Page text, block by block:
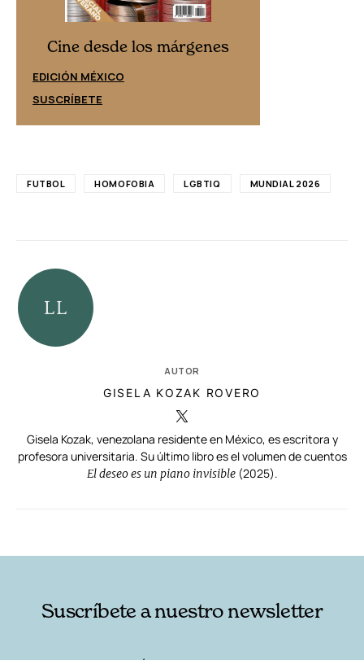
Cine desde los márgenes
EDICIÓN MÉXICO
SUSCRÍBETE
FUTBOL HOMOFOBIA LGBTIQ MUNDIAL 2026
AUTOR
GISELA KOZAK ROVERO
Gisela Kozak, venezolana residente en México, es escritora y
profesora universitaria. Su último libro es el volumen de cuentos
El deseo es un piano invisible(2025).
Suscríbete a nuestro newsletter